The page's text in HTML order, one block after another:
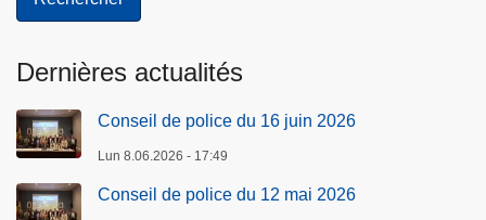
Dernières actualités
Conseil de police du 16 juin 2026
Lun 8.06.2026 - 17:49
Conseil de police du 12 mai 2026